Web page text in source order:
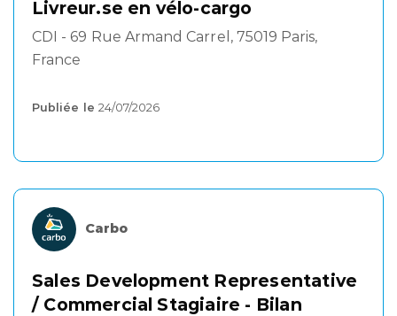
Livreur.se en vélo-cargo
CDI - 69 Rue Armand Carrel, 75019 Paris,
France
Publiée le 24/07/2026
Carbo
Sales Development Representative
/ Commercial Stagiaire - Bilan